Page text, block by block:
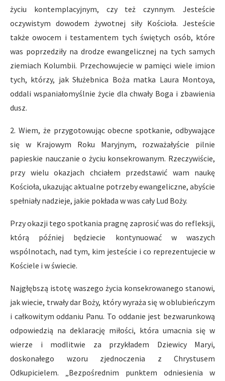
życiu kontemplacyjnym, czy też czynnym. Jesteście
oczywistym dowodem żywotnej siły Kościoła. Jesteście
także owocem i testamentem tych świętych osób, które
was poprzedziły na drodze ewangelicznej na tych samych
ziemiach Kolumbii. Przechowujecie w pamięci wiele imion
tych, którzy, jak Służebnica Boża matka Laura Montoya,
oddali wspaniałomyślnie życie dla chwały Boga i zbawienia
dusz.
2. Wiem, że przygotowując obecne spotkanie, odbywające
się w Krajowym Roku Maryjnym, rozważałyście pilnie
papieskie nauczanie o życiu konsekrowanym. Rzeczywiście,
przy wielu okazjach chciałem przedstawić wam naukę
Kościoła, ukazując aktualne potrzeby ewangeliczne, abyście
spełniały nadzieje, jakie pokłada w was cały Lud Boży.
Przy okazji tego spotkania pragnę zaprosić was do refleksji,
którą później będziecie kontynuować w waszych
wspólnotach, nad tym, kim jesteście i co reprezentujecie w
Kościele i w świecie.
Najgłębszą istotę waszego życia konsekrowanego stanowi,
jak wiecie, trwały dar Boży, który wyraża się w oblubieńczym
i całkowitym oddaniu Panu. To oddanie jest bezwarunkową
odpowiedzią na deklarację miłości, która umacnia się w
wierze i modlitwie za przykładem Dziewicy Maryi,
doskonałego wzoru zjednoczenia z Chrystusem
Odkupicielem. „Bezpośrednim punktem odniesienia w